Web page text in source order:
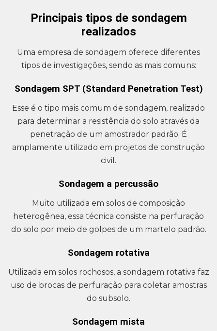
Principais tipos de sondagem
realizados
Uma empresa de sondagem oferece diferentes
tipos de investigações, sendo as mais comuns:
Sondagem SPT (Standard Penetration Test)
Esse é o tipo mais comum de sondagem, realizado
para determinar a resistência do solo através da
penetração de um amostrador padrão. É
amplamente utilizado em projetos de construção
civil.
Sondagem a percussão
Muito utilizada em solos de composição
heterogênea, essa técnica consiste na perfuração
do solo por meio de golpes de um martelo padrão.
Sondagem rotativa
Utilizada em solos rochosos, a sondagem rotativa faz
uso de brocas de perfuração para coletar amostras
do subsolo.
Sondagem mista